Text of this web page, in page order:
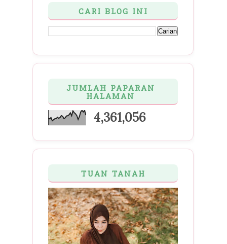
CARI BLOG INI
JUMLAH PAPARAN
HALAMAN
4,361,056
TUAN TANAH